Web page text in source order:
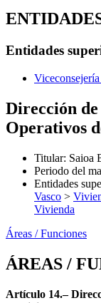
Entidades
Dirección
Operativos
Titular: Saioa
Periodo del
Entidades
Vasco >
Vivienda
Áreas / Funciones
ÁREAS /
Artículo 14.–